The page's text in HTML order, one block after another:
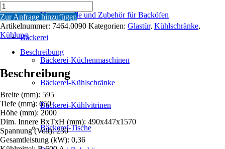
Untergestelle und Zubehör für Backöfen
Bäckerei
Bäckerei-Küchenmaschinen
Bäckerei-Kühlschränke
Bäckerei-Kühlvitrinen
Bäckerei-Tische
KÜHLSCHRANK
1
GLASTÜR
SCHWARZ
Menge
Zur Anfrage hinzufügen
Artikelnummer: 7464.0090 Kategorien: Glastür, Kühlschränke,
Kühlung
Beschreibung
Beschreibung
Breite (mm): 595
Tiefe (mm): 650
Höhe (mm): 2000
Dim. Innere BxTxH (mm): 490x447x1570
Spannung (Volt): 230
Gesamtleistung (kW): 0,36